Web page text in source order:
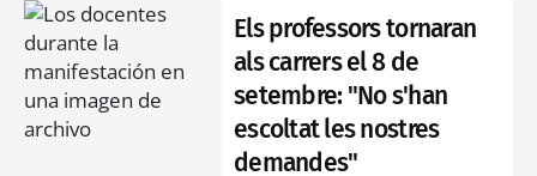
Els professors tornaran
als carrers el 8 de
setembre: "No s'han
escoltat les nostres
demandes"